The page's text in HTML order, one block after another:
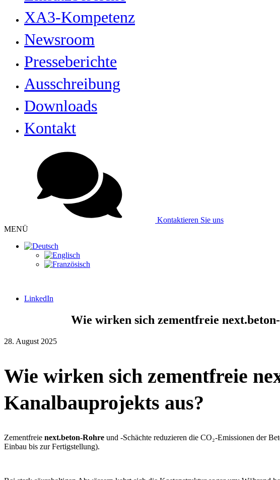
XA3-Kompetenz
Newsroom
Presseberichte
Ausschreibung
Downloads
Kontakt
Kontaktieren Sie uns
MENÜ
LinkedIn
Wie wirken sich zementfreie
28. August 2025
Wie wirken sich zementfreie
Kanalbauprojekts aus?
Zementfreie next.beton-Rohre und -Schächte reduzieren die CO₂-Emissionen der
Einbau bis zur Fertigstellung).